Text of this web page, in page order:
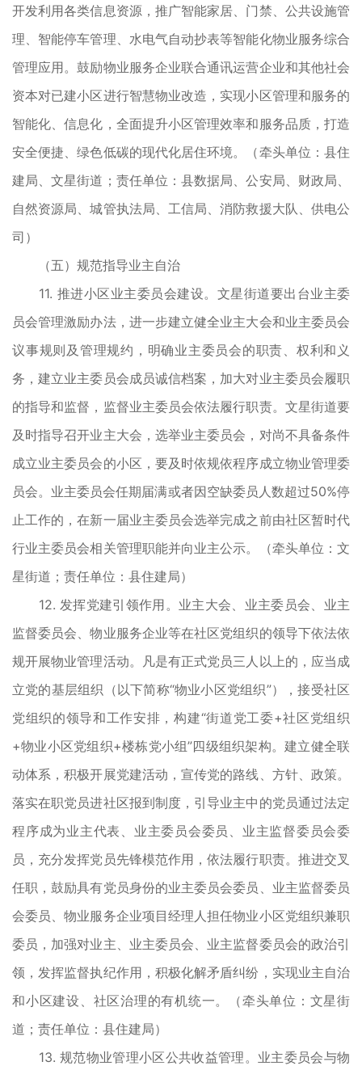
开发利用各类信息资源，推广智能家居、门禁、公共设施管
理、智能停车管理、水电气自动抄表等智能化物业服务综合
管理应用。鼓励物业服务企业联合通讯运营企业和其他社会
资本对已建小区进行智慧物业改造，实现小区管理和服务的
智能化、信息化，全面提升小区管理效率和服务品质，打造
安全便捷、绿色低碳的现代化居住环境。（牵头单位：县住
建局、文星街道；责任单位：县数据局、公安局、财政局、
自然资源局、城管执法局、工信局、消防救援大队、供电公
司）
（五）规范指导业主自治
11. 推进小区业主委员会建设。文星街道要出台业主委
员会管理激励办法，进一步建立健全业主大会和业主委员会
议事规则及管理规约，明确业主委员会的职责、权利和义
务，建立业主委员会成员诚信档案，加大对业主委员会履职
的指导和监督，监督业主委员会依法履行职责。文星街道要
及时指导召开业主大会，选举业主委员会，对尚不具备条件
成立业主委员会的小区，要及时依规依程序成立物业管理委
员会。业主委员会任期届满或者因空缺委员人数超过50%停
止工作的，在新一届业主委员会选举完成之前由社区暂时代
行业主委员会相关管理职能并向业主公示。（牵头单位：文
星街道；责任单位：县住建局）
12. 发挥党建引领作用。业主大会、业主委员会、业主
监督委员会、物业服务企业等在社区党组织的领导下依法依
规开展物业管理活动。凡是有正式党员三人以上的，应当成
立党的基层组织（以下简称“物业小区党组织”），接受社区
党组织的领导和工作安排，构建“街道党工委+社区党组织
+物业小区党组织+楼栋党小组”四级组织架构。建立健全联
动体系，积极开展党建活动，宣传党的路线、方针、政策。
落实在职党员进社区报到制度，引导业主中的党员通过法定
程序成为业主代表、业主委员会委员、业主监督委员会委
员，充分发挥党员先锋模范作用，依法履行职责。推进交叉
任职，鼓励具有党员身份的业主委员会委员、业主监督委员
会委员、物业服务企业项目经理人担任物业小区党组织兼职
委员，加强对业主、业主委员会、业主监督委员会的政治引
领，发挥监督执纪作用，积极化解矛盾纠纷，实现业主自治
和小区建设、社区治理的有机统一。（牵头单位：文星街
道；责任单位：县住建局）
13. 规范物业管理小区公共收益管理。业主委员会与物